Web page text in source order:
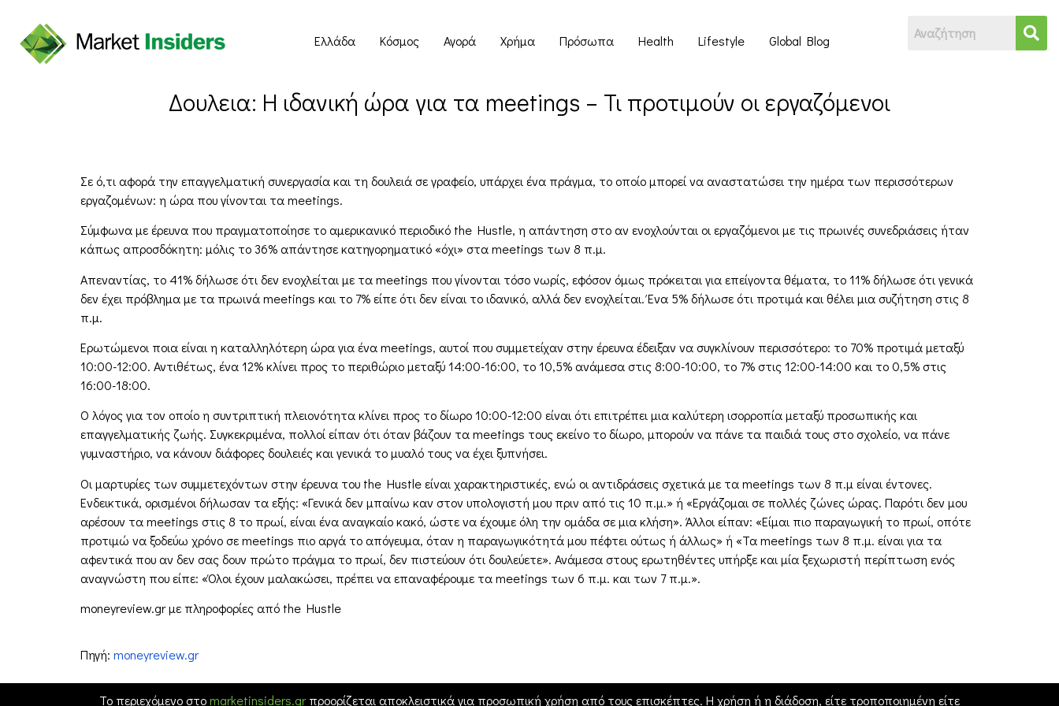
Ελλάδα Κόσμος Αγορά Χρήμα Πρόσωπα Health Lifestyle Global Blog
Δουλεια: Η ιδανική ώρα για τα meetings – Τι προτιμούν οι εργαζόμενοι
Σε ό,τι αφορά την επαγγελματική συνεργασία και τη δουλειά σε γραφείο, υπάρχει ένα πράγμα, το οποίο μπορεί να αναστατώσει την ημέρα των περισσότερων
εργαζομένων: η ώρα που γίνονται τα meetings.
Σύμφωνα με έρευνα που πραγματοποίησε το αμερικανικό περιοδικό the Hustle, η απάντηση στο αν ενοχλούνται οι εργαζόμενοι με τις πρωινές συνεδριάσεις ήταν
κάπως απροσδόκητη: μόλις το 36% απάντησε κατηγορηματικό «όχι» στα meetings των 8 π.μ.
Απεναντίας, το 41% δήλωσε ότι δεν ενοχλείται με τα meetings που γίνονται τόσο νωρίς, εφόσον όμως πρόκειται για επείγοντα θέματα, το 11% δήλωσε ότι γενικά
δεν έχει πρόβλημα με τα πρωινά meetings και το 7% είπε ότι δεν είναι το ιδανικό, αλλά δεν ενοχλείται. Ένα 5% δήλωσε ότι προτιμά και θέλει μια συζήτηση στις 8
π.μ.
Ερωτώμενοι ποια είναι η καταλληλότερη ώρα για ένα meetings, αυτοί που συμμετείχαν στην έρευνα έδειξαν να συγκλίνουν περισσότερο: το 70% προτιμά μεταξύ
10:00-12:00. Αντιθέτως, ένα 12% κλίνει προς το περιθώριο μεταξύ 14:00-16:00, το 10,5% ανάμεσα στις 8:00-10:00, το 7% στις 12:00-14:00 και το 0,5% στις
16:00-18:00.
Ο λόγος για τον οποίο η συντριπτική πλειονότητα κλίνει προς το δίωρο 10:00-12:00 είναι ότι επιτρέπει μια καλύτερη ισορροπία μεταξύ προσωπικής και
επαγγελματικής ζωής. Συγκεκριμένα, πολλοί είπαν ότι όταν βάζουν τα meetings τους εκείνο το δίωρο, μπορούν να πάνε τα παιδιά τους στο σχολείο, να πάνε
γυμναστήριο, να κάνουν διάφορες δουλειές και γενικά το μυαλό τους να έχει ξυπνήσει.
Οι μαρτυρίες των συμμετεχόντων στην έρευνα του the Hustle είναι χαρακτηριστικές, ενώ οι αντιδράσεις σχετικά με τα meetings των 8 π.μ είναι έντονες.
Ενδεικτικά, ορισμένοι δήλωσαν τα εξής: «Γενικά δεν μπαίνω καν στον υπολογιστή μου πριν από τις 10 π.μ.» ή «Εργάζομαι σε πολλές ζώνες ώρας. Παρότι δεν μου
αρέσουν τα meetings στις 8 το πρωί, είναι ένα αναγκαίο κακό, ώστε να έχουμε όλη την ομάδα σε μια κλήση». Άλλοι είπαν: «Είμαι πιο παραγωγική το πρωί, οπότε
προτιμώ να ξοδεύω χρόνο σε meetings πιο αργά το απόγευμα, όταν η παραγωγικότητά μου πέφτει ούτως ή άλλως» ή «Τα meetings των 8 π.μ. είναι για τα
αφεντικά που αν δεν σας δουν πρώτο πράγμα το πρωί, δεν πιστεύουν ότι δουλεύετε». Ανάμεσα στους ερωτηθέντες υπήρξε και μία ξεχωριστή περίπτωση ενός
αναγνώστη που είπε: «Όλοι έχουν μαλακώσει, πρέπει να επαναφέρουμε τα meetings των 6 π.μ. και των 7 π.μ.».
moneyreview.gr με πληροφορίες από the Hustle
Πηγή: moneyreview.gr
Το περιεχόμενο στοmarketinsiders.grπροορίζεται αποκλειστικά για προσωπική χρήση από τους επισκέπτες. Η χρήση ή η διάδοση, είτε τροποποιημένη είτε